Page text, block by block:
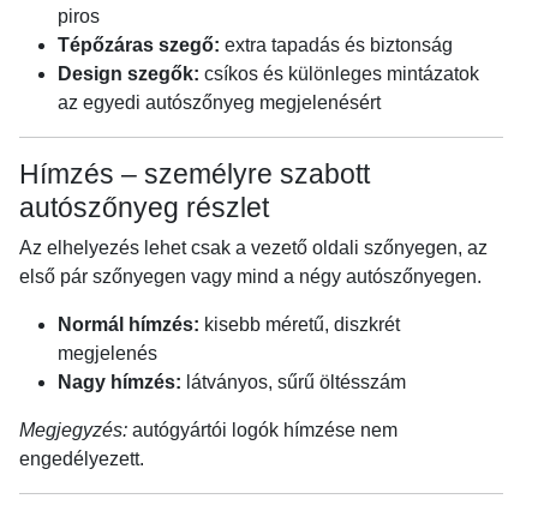
piros
Tépőzáras szegő: extra tapadás és biztonság
Design szegők: csíkos és különleges mintázatok
az egyedi autószőnyeg megjelenésért
Hímzés – személyre szabott
autószőnyeg részlet
Az elhelyezés lehet csak a vezető oldali szőnyegen, az
első pár szőnyegen vagy mind a négy autószőnyegen.
Normál hímzés: kisebb méretű, diszkrét
megjelenés
Nagy hímzés: látványos, sűrű öltésszám
Megjegyzés: autógyártói logók hímzése nem
engedélyezett.